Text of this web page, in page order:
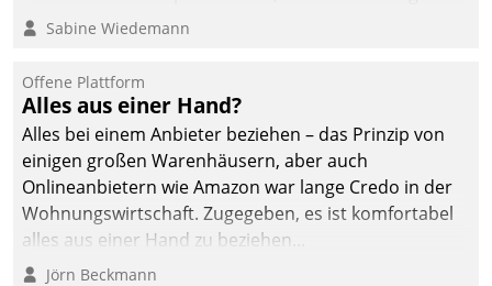
klären. Ein Aspekt ist die betriebliche Optimierung:
Einsparungen durch optimierte und automatisierte
Prozesse. Doch man darf nicht zu viel erwarten: Allein
mit der Einführung einer neuen Software ist es nicht
getan. Die Digitalisierung erfordert von Unternehmen
die Bereitschaft, sich zu überprüfen, zu hinterfragen
und zu verändern.
Sabine Wiedemann
Offene Plattform
Alles aus einer Hand?
Alles bei einem Anbieter beziehen – das Prinzip von
einigen großen Warenhäusern, aber auch
Onlineanbietern wie Amazon war lange Credo in der
Wohnungswirtschaft. Zugegeben, es ist komfortabel
alles aus einer Hand zu beziehen...
Jörn Beckmann